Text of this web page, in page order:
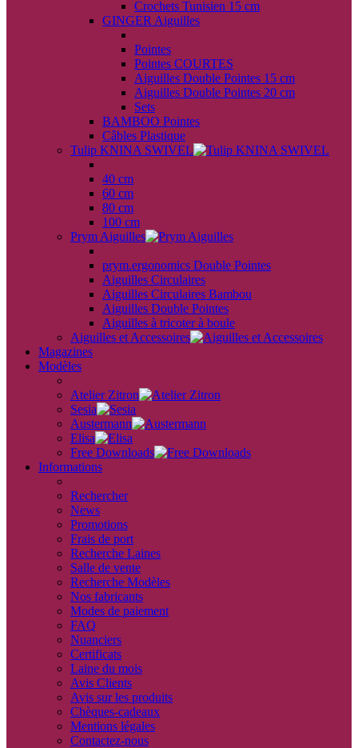
Crochets Tunisien 15 cm
GINGER Aiguilles
Pointes
Pointes COURTES
Aiguilles Double Pointes 15 cm
Aiguilles Double Pointes 20 cm
Sets
BAMBOO Pointes
Câbles Plastique
Tulip KNINA SWIVEL
40 cm
60 cm
80 cm
100 cm
Prym Aiguilles
prym.ergonomics Double Pointes
Aiguilles Circulaires
Aiguilles Circulaires Bambou
Aiguilles Double Pointes
Aiguilles à tricoter à boule
Aiguilles et Accessoires
Magazines
Modèles
Atelier Zitron
Sesia
Austermann
Elisa
Free Downloads
Informations
Rechercher
News
Promotions
Frais de port
Recherche Laines
Salle de vente
Recherche Modèles
Nos fabricants
Modes de paiement
FAQ
Nuanciers
Certificats
Laine du mois
Avis Clients
Avis sur les produits
Chèques-cadeaux
Mentions légales
Contactez-nous